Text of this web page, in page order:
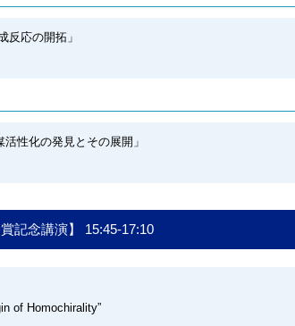
反応の開拓」
性化の発見とその展開」
記念講演】 15:45-17:10
of Homochirality”